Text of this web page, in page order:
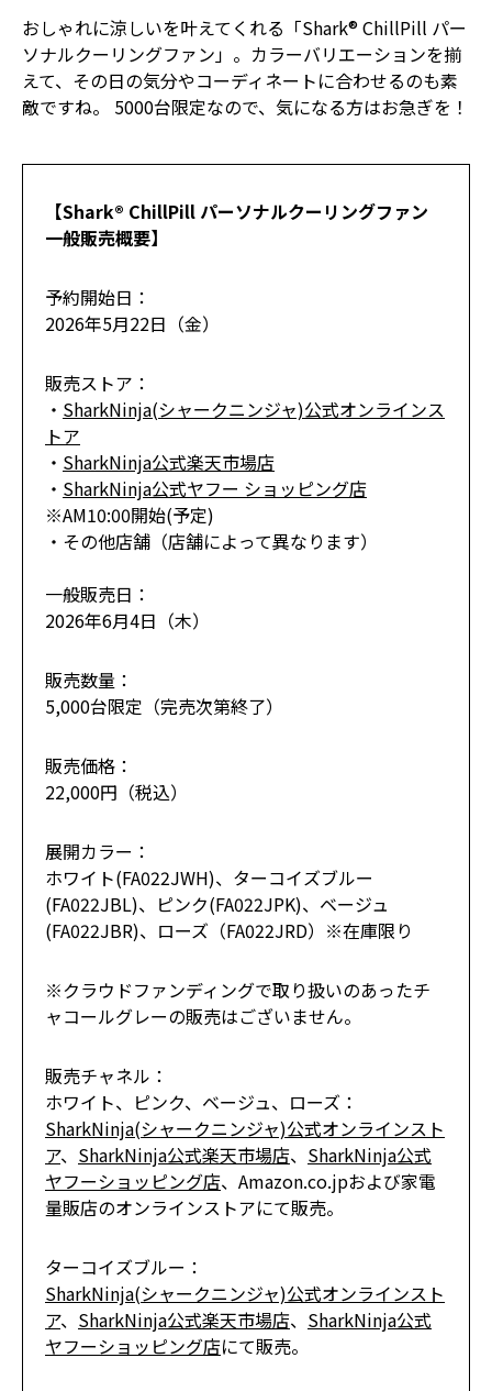
おしゃれに涼しいを叶えてくれる「Shark® ChillPill パー
ソナルクーリングファン」。カラーバリエーションを揃
えて、その日の気分やコーディネートに合わせるのも素
敵ですね。 5000台限定なので、気になる方はお急ぎを！
【Shark® ChillPill パーソナルクーリングファン
一般販売概要】
予約開始日：
2026年5月22日（金）
販売ストア：
・ SharkNinja(シャークニンジャ)公式オンラインス
トア
・ SharkNinja公式楽天市場店
・ SharkNinja公式ヤフー ショッピング店
※AM10:00開始(予定)
・その他店舗（店舗によって異なります）
一般販売日：
2026年6月4日（木）
販売数量：
5,000台限定（完売次第終了）
販売価格：
22,000円（税込）
展開カラー：
ホワイト(FA022JWH)、ターコイズブルー
(FA022JBL)、ピンク(FA022JPK)、ベージュ
(FA022JBR)、ローズ（FA022JRD）※在庫限り
※クラウドファンディングで取り扱いのあったチ
ャコールグレーの販売はございません。
販売チャネル：
ホワイト、ピンク、ベージュ、ローズ：
SharkNinja(シャークニンジャ)公式オンラインスト
ア、 SharkNinja公式楽天市場店、 SharkNinja公式
ヤフーショッピング店、Amazon.co.jpおよび家電
量販店のオンラインストアにて販売。
ターコイズブルー：
SharkNinja(シャークニンジャ)公式オンラインスト
ア、 SharkNinja公式楽天市場店、 SharkNinja公式
ヤフーショッピング店にて販売。